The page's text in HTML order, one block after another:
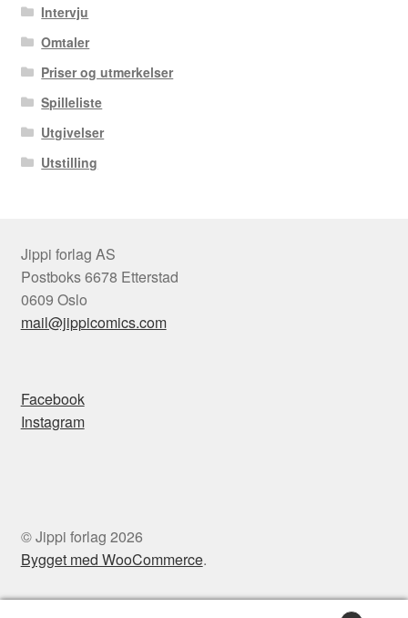
Intervju
Omtaler
Priser og utmerkelser
Spilleliste
Utgivelser
Utstilling
Jippi forlag AS
Postboks 6678 Etterstad
0609 Oslo
mail@jippicomics.com
Facebook
Instagram
© Jippi forlag 2026
Bygget med WooCommerce.